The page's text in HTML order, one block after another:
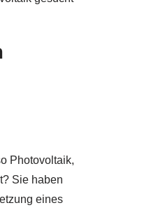
Photovoltaik,
Sie haben
eines